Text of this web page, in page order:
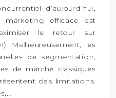
d’aujourd’hui,
marketing efficace est
le retour sur
Malheureusement, les
de segmentation,
de marché classiques
des limitations.